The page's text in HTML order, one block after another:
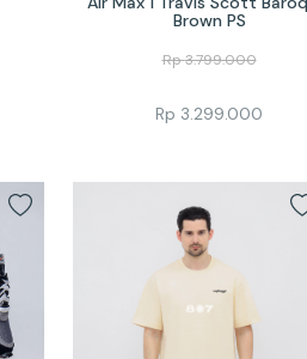
Brown PS
Rp3.799.000
Rp 3.299.000